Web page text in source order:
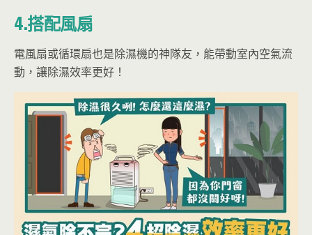
4.搭配風扇
電風扇或循環扇也是除濕機的神隊友，能帶動室內空氣流
動，讓除濕效率更好！